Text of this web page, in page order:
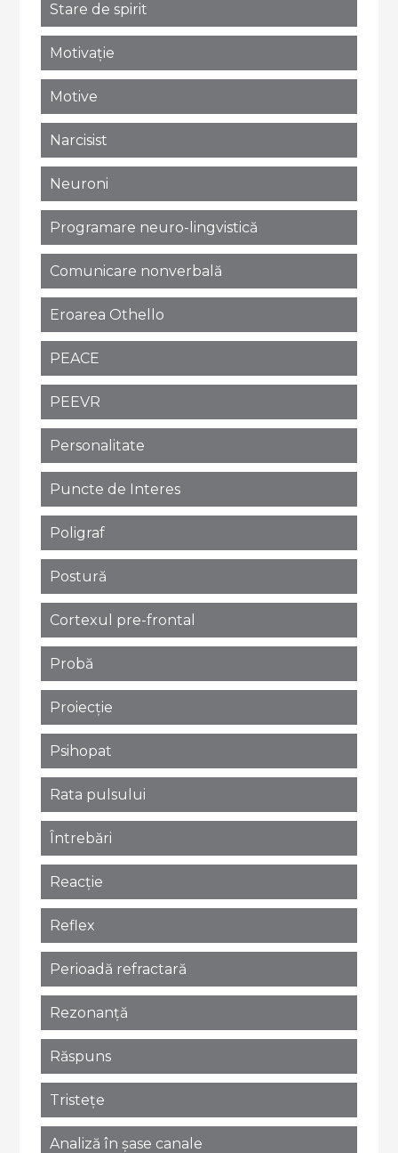
Stare de spirit
Motivație
Motive
Narcisist
Neuroni
Programare neuro-lingvistică
Comunicare nonverbală
Eroarea Othello
PEACE
PEEVR
Personalitate
Puncte de Interes
Poligraf
Postură
Cortexul pre-frontal
Probă
Proiecție
Psihopat
Rata pulsului
Întrebări
Reacție
Reflex
Perioadă refractară
Rezonanță
Răspuns
Tristețe
Analiză în șase canale